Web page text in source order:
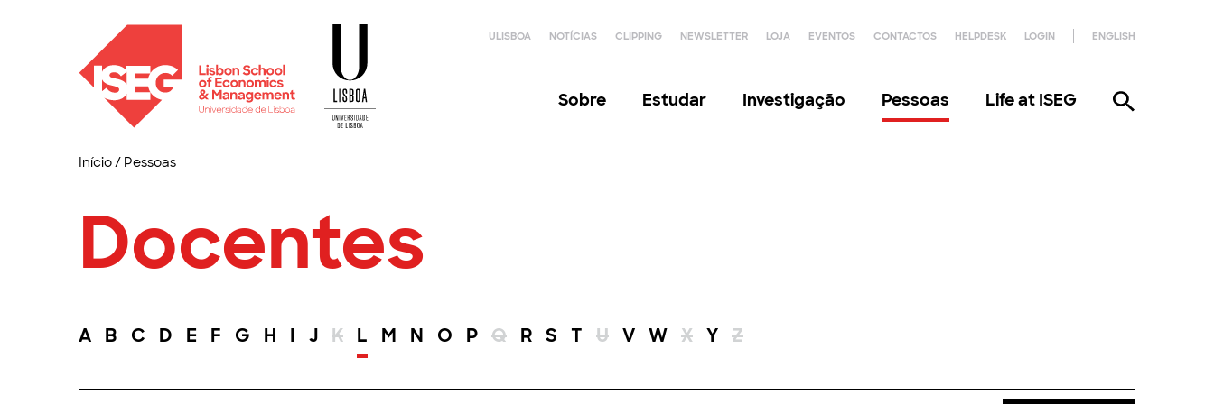
ULISBOA NOTÍCIAS CLIPPING NEWSLETTER LOJA EVENTOS CONTACTOS HELPDESK LOGIN ENGLISH
Sobre Estudar Investigação Pessoas Life at ISEG
Início/ Pessoas
Docentes
A B C D E F G H I J K L M N O P Q R S T U V W X Y Z